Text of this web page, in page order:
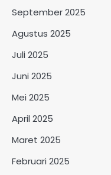
September 2025
Agustus 2025
Juli 2025
Juni 2025
Mei 2025
April 2025
Maret 2025
Februari 2025